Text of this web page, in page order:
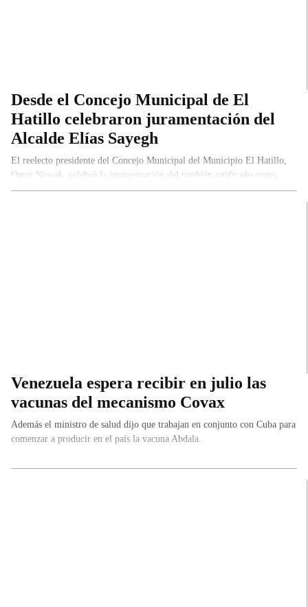
Desde el Concejo Municipal de El
Hatillo celebraron juramentación del
Alcalde Elías Sayegh
El reelecto presidente del Concejo Municipal del Municipio El Hatillo,
Omar Nowak, celebró la juramentación del también ratificado como
alcalde,…
Venezuela espera recibir en julio las
vacunas del mecanismo Covax
Además el ministro de salud dijo que trabajan en conjunto con Cuba para
comenzar a producir en el país la vacuna Abdala.